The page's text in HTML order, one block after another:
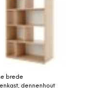
brede
dennenhout